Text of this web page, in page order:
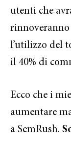
utenti che
l’utilizzo del
il 40% di
Ecco che i
aumentare
a SemRush.